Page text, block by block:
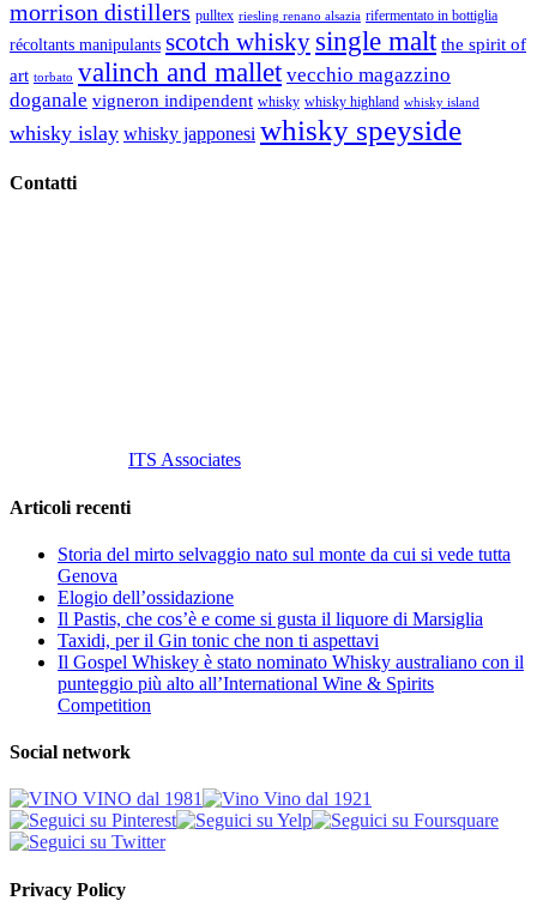
morrison distillers pulltex riesling renano alsazia rifermentato in bottiglia
récoltants manipulants scotch whisky single malt the spirit of
art torbato valinch and mallet vecchio magazzino
doganale vigneron indipendent whisky whisky highland whisky island
whisky islay whisky japponesi whisky speyside
Contatti
ITS Associates
Articoli recenti
Storia del mirto selvaggio nato sul monte da cui si vede tutta
Genova
Elogio dell’ossidazione
Il Pastis, che cos’è e come si gusta il liquore di Marsiglia
Taxidi, per il Gin tonic che non ti aspettavi
Il Gospel Whiskey è stato nominato Whisky australiano con il
punteggio più alto all’International Wine & Spirits
Competition
Social network
Privacy Policy